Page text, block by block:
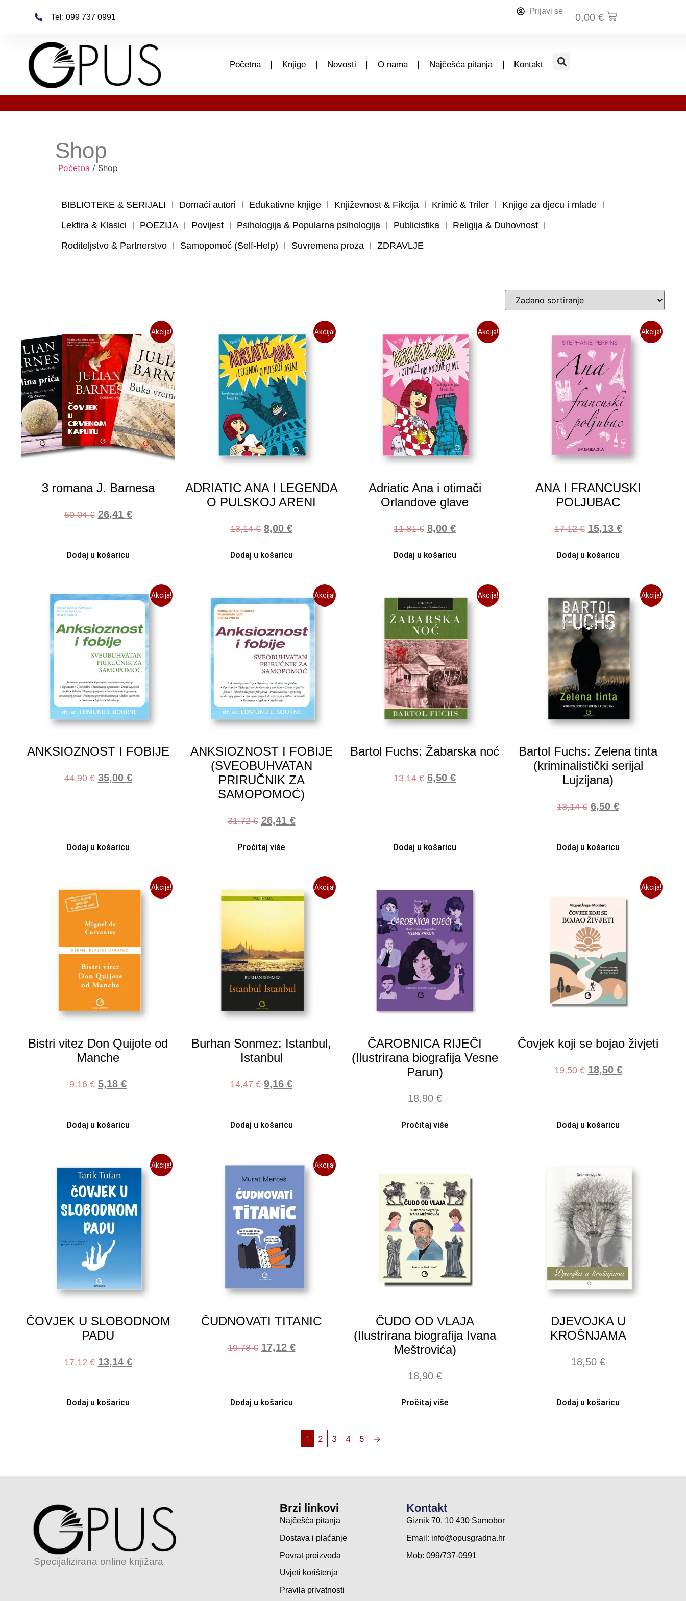
Tel: 099 737 0991
Prijavi se
0,00€
Početna Knjige Novosti O nama Najčešća pitanja Kontakt
Shop
Početna / Shop
BIBLIOTEKE & SERIJALI Domaći autori Edukativne knjige Književnost & Fikcija Krimić & Triler
Knjige za djecu i mlade
Lektira & Klasici
POEZIJA Povijest Psihologija & Popularna psihologija Publicistika
Religija & Duhovnost
Roditeljstvo & Partnerstvo
Samopomoć (Self-Help) Suvremena proza ZDRAVLJE
Akcija!
3 romana J. Barnesa
50,04€ 26,41 €
Dodaj u košaricu
Akcija!
ADRIATIC ANA I LEGENDA
O PULSKOJ ARENI
13,14€ 8,00 €
Dodaj u košaricu
Akcija!
Adriatic Ana i otimači
Orlandove glave
11,81€ 8,00 €
Dodaj u košaricu
Akcija!
ANA I FRANCUSKI
POLJUBAC
17,12€ 15,13 €
Dodaj u košaricu
Akcija!
ANKSIOZNOST I FOBIJE
44,90€ 35,00 €
Dodaj u košaricu
Akcija!
ANKSIOZNOST I FOBIJE
(SVEOBUHVATAN
PRIRUČNIK ZA
SAMOPOMOĆ)
31,72€ 26,41 €
Pročitaj više
Akcija!
Bartol Fuchs: Žabarska noć
13,14€ 6,50 €
Dodaj u košaricu
Akcija!
Bartol Fuchs: Zelena tinta
(kriminalistički serijal
Lujzijana)
13,14€ 6,50 €
Dodaj u košaricu
Akcija!
Bistri vitez Don Quijote od
Manche
9,16€ 5,18 €
Dodaj u košaricu
Akcija!
Burhan Sonmez: Istanbul,
Istanbul
14,47€ 9,16 €
Dodaj u košaricu
ČAROBNICA RIJEČI
(Ilustrirana biografija Vesne
Parun)
18,90 €
Pročitaj više
Akcija!
Čovjek koji se bojao živjeti
19,50€ 18,50 €
Dodaj u košaricu
Akcija!
ČOVJEK U SLOBODNOM
PADU
17,12€ 13,14 €
Dodaj u košaricu
Akcija!
ČUDNOVATI TITANIC
19,78€ 17,12 €
Dodaj u košaricu
ČUDO OD VLAJA
(Ilustrirana biografija Ivana
Meštrovića)
18,90 €
Pročitaj više
DJEVOJKA U
KROŠNJAMA
18,50 €
Dodaj u košaricu
1 2 3 4 5 →
Specijalizirana online knjižara
Brzi linkovi
Najčešća pitanja
Dostava i plaćanje
Povrat proizvoda
Uvjeti korištenja
Pravila privatnosti
Kontakt
Giznik 70, 10 430 Samobor
Email: info@opusgradna.hr
Mob: 099/737-0991